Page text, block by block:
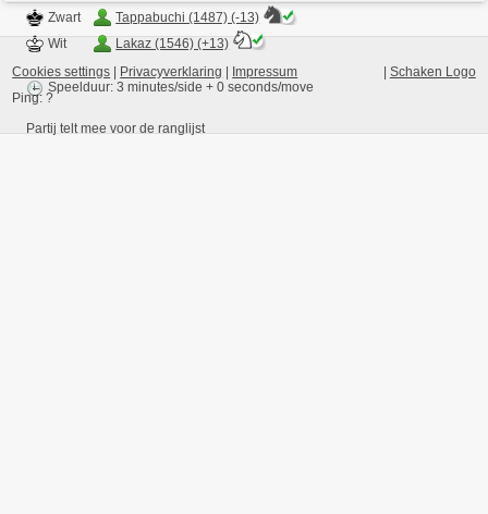
Zwart
Tappabuchi (1487) (-13)
Wit
Lakaz (1546) (+13)
Speelduur: 3 minutes/side + 0 seconds/move
Partij telt mee voor de ranglijst
Schaken Logo
Cookies settings Privacyverklaring
Impressum
Ping:?